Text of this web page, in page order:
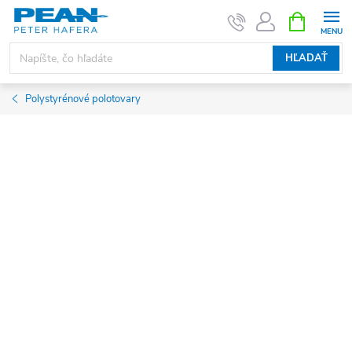
Prejsť
obsah
HĽADAŤ
KOŠÍK
Polystyrénové polotovary